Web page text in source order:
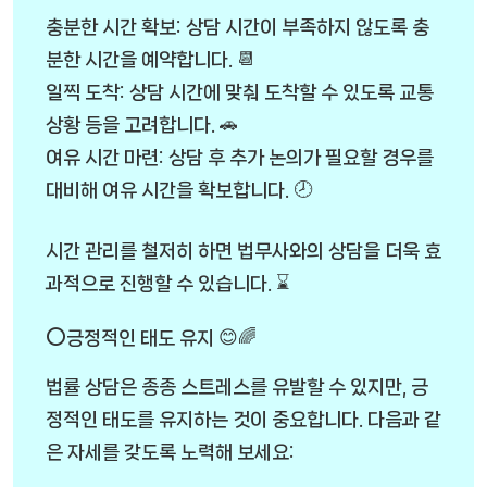
충분한 시간 확보: 상담 시간이 부족하지 않도록 충
분한 시간을 예약합니다. 📆
일찍 도착: 상담 시간에 맞춰 도착할 수 있도록 교통
상황 등을 고려합니다. 🚗
여유 시간 마련: 상담 후 추가 논의가 필요할 경우를
대비해 여유 시간을 확보합니다. 🕗
시간 관리를 철저히 하면 법무사와의 상담을 더욱 효
과적으로 진행할 수 있습니다. ⌛
⭕긍정적인 태도 유지 😊🌈
법률 상담은 종종 스트레스를 유발할 수 있지만, 긍
정적인 태도를 유지하는 것이 중요합니다. 다음과 같
은 자세를 갖도록 노력해 보세요: